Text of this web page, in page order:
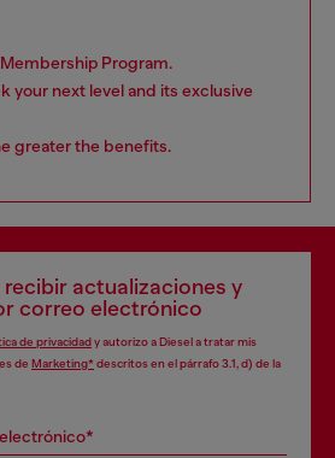
Program.
your next level and its exclusive
greater the benefits.
recibir actualizaciones y
correo electrónico
de privacidady autorizo a Diesel a tratar mis
de Marketing*descritos en el párrafo 3.1, d) de la